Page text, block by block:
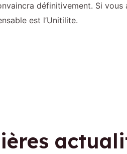
définitivement. Si
est l’Unitilite.